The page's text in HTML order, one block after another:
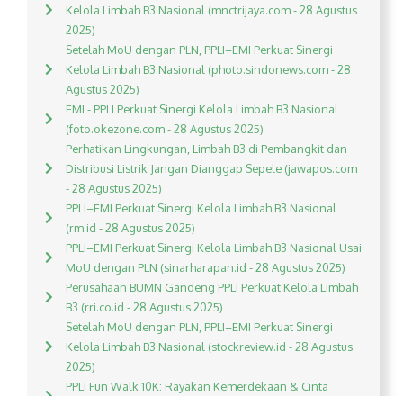
Kelola Limbah B3 Nasional (mnctrijaya.com - 28 Agustus
2025)
Setelah MoU dengan PLN, PPLI–EMI Perkuat Sinergi
Kelola Limbah B3 Nasional (photo.sindonews.com - 28
Agustus 2025)
EMI - PPLI Perkuat Sinergi Kelola Limbah B3 Nasional
(foto.okezone.com - 28 Agustus 2025)
Perhatikan Lingkungan, Limbah B3 di Pembangkit dan
Distribusi Listrik Jangan Dianggap Sepele (jawapos.com
- 28 Agustus 2025)
PPLI–EMI Perkuat Sinergi Kelola Limbah B3 Nasional
(rm.id - 28 Agustus 2025)
PPLI–EMI Perkuat Sinergi Kelola Limbah B3 Nasional Usai
MoU dengan PLN (sinarharapan.id - 28 Agustus 2025)
Perusahaan BUMN Gandeng PPLI Perkuat Kelola Limbah
B3 (rri.co.id - 28 Agustus 2025)
Setelah MoU dengan PLN, PPLI–EMI Perkuat Sinergi
Kelola Limbah B3 Nasional (stockreview.id - 28 Agustus
2025)
PPLI Fun Walk 10K: Rayakan Kemerdekaan & Cinta